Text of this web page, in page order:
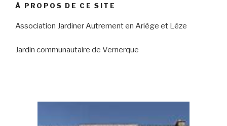
À PROPOS DE CE SITE
Association Jardiner Autrement en Ariège et Lèze
Jardin communautaire de Vernerque